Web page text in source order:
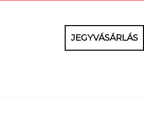
JEGYVÁSÁRLÁS